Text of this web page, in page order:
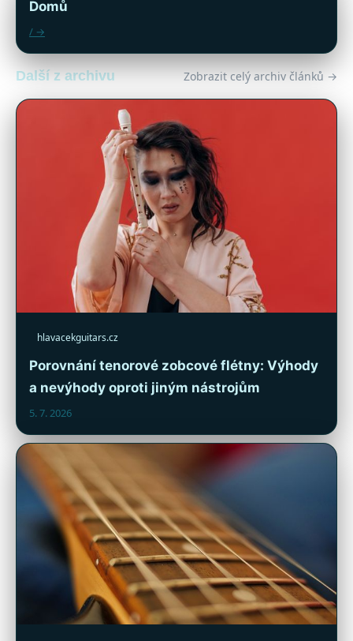
Domů
/ →
Další z archivu Zobrazit celý archiv článků →
hlavacekguitars.cz
Porovnání tenorové zobcové flétny: Výhody
a nevýhody oproti jiným nástrojům
5. 7. 2026